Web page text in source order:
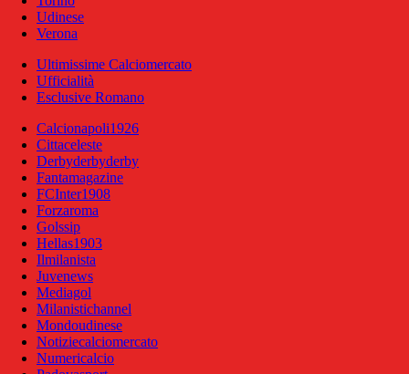
Udinese
Verona
Ultimissime Calciomercato
Ufficialità
Esclusive Romano
Calcionapoli1926
Cittaceleste
Derbyderbyderby
Fantamagazine
FCInter1908
Forzaroma
Golssip
Hellas1903
Ilmilanista
Juvenews
Mediagol
Milanistichannel
Mondoudinese
Notiziecalciomercato
Numericalcio